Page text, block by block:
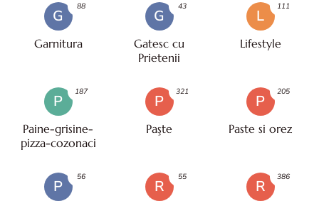
G
Garnitura
88
G
Gatesc cu
Prietenii
43
L
Lifestyle
111
P
Paine-grisine-
pizza-cozonaci
187
P
Paşte
321
P
Paste si orez
205
P
56
R
55
R
386